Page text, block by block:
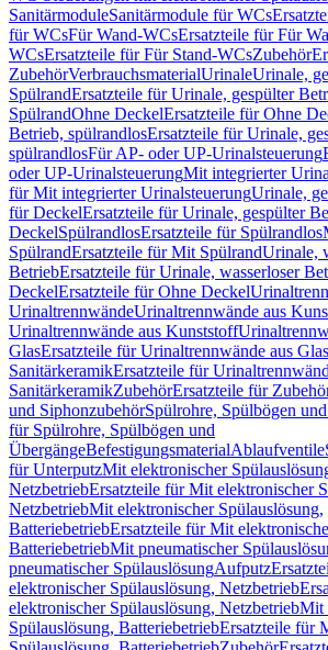
SanitärmoduleSanitärmodule für WCs
für WCsFür Wand-WCsErsatzteile für Für
WCsErsatzteile für Für Stand-WCsZubehör
ZubehörVerbrauchsmaterialUrinaleUrinale,
SpülrandErsatzteile für Urinale, gespülter
SpülrandOhne DeckelErsatzteile für Ohne
Betrieb, spülrandlosErsatzteile für Urinale,
spülrandlosFür AP- oder UP-Urinalsteuerung
oder UP-UrinalsteuerungMit integrierter
für Mit integrierter UrinalsteuerungUrinale,
für DeckelErsatzteile für Urinale, gespülter
DeckelSpülrandlosErsatzteile für Spülrandlos
SpülrandErsatzteile für Mit SpülrandUrinale,
BetriebErsatzteile für Urinale, wasserloser
DeckelErsatzteile für Ohne Deckel
UrinaltrennwändeUrinaltrennwände aus
Urinaltrennwände aus Kunststoff
GlasErsatzteile für Urinaltrennwände aus Glas
SanitärkeramikErsatzteile für
SanitärkeramikZubehörErsatzteile für
und SiphonzubehörSpülrohre, Spülbögen
für Spülrohre, Spülbögen und
ÜbergängeBefestigungsmaterialAblaufventile
für UnterputzMit elektronischer
NetzbetriebErsatzteile für Mit elektronischer
NetzbetriebMit elektronischer Spülauslösung,
BatteriebetriebErsatzteile für Mit
BatteriebetriebMit pneumatischer
pneumatischer SpülauslösungAufputz
elektronischer Spülauslösung, Netzbetrieb
elektronischer Spülauslösung, NetzbetriebMit
Spülauslösung, BatteriebetriebErsatzteile für